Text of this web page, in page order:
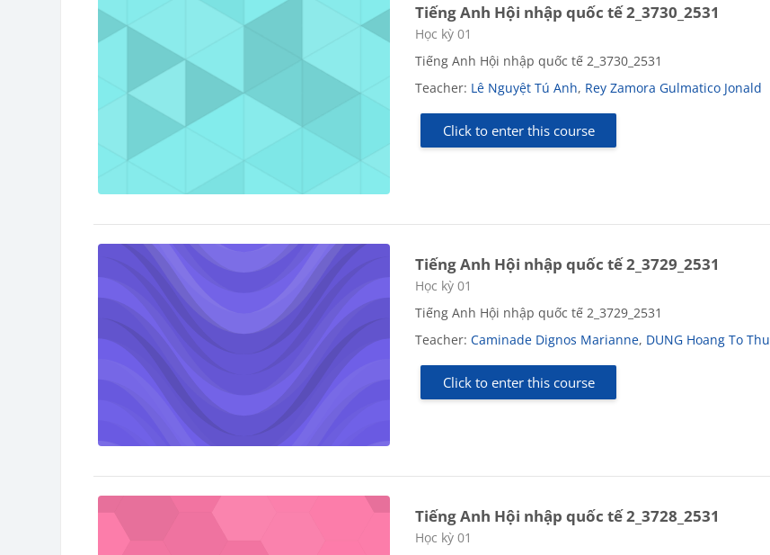
Tiếng Anh Hội nhập quốc tế 2_3730_2531
Course category
Học kỳ 01
Tiếng Anh Hội nhập quốc tế 2_3730_2531
Teacher: Lê Nguyệt Tú Anh, Rey Zamora Gulmatico Jonald
Click to enter this course
Tiếng Anh Hội nhập quốc tế 2_3729_2531
Course category
Học kỳ 01
Tiếng Anh Hội nhập quốc tế 2_3729_2531
Teacher:Caminade Dignos Marianne, DUNG Hoang To Thu
Click to enter this course
Tiếng Anh Hội nhập quốc tế 2_3728_2531
Course category
Học kỳ 01